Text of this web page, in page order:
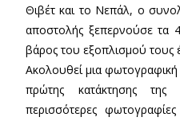
Θιβέτ και το Νεπάλ, ο
αποστολής ξεπερνούσε τα
βάρος του εξοπλισμού τους
Ακολουθεί μια
πρώτης κατάκτησης
περισσότερες